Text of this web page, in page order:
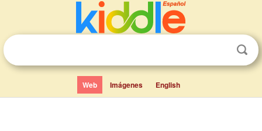
Web Imágenes English